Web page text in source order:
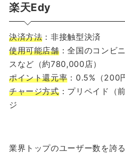
楽天Edy
決済方法 ：非接触型決済
使用可能店舗：全国のコンビ
スなど（約780,000店）
ポイント還元率 ：0.5%（200
チャージ方式：プリペイド（
ジ
業界トップのユーザー数を誇